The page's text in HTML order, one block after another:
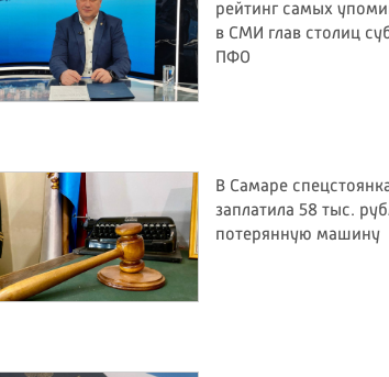
рейтинг самых
в СМИ глав столиц
ПФО
В Самаре
заплатила 58 тыс.
потерянную машину